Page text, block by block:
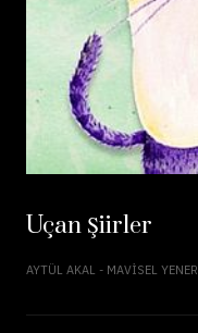
Uçan Şiirler
AYTÜL AKAL - MAVISEL YENER